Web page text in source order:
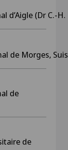
(Dr C.-
de Morges,
de
de